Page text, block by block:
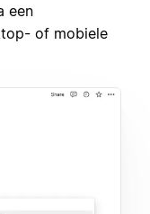
een
of mobiele